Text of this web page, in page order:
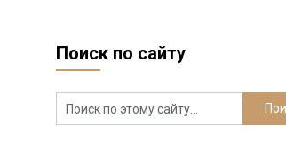
Поиск по сайту